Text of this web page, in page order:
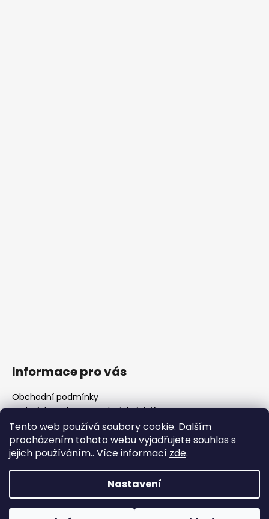
Tento web používá soubory cookie. Dalším
procházením tohoto webu vyjadřujete souhlas s
jejich používáním.. Více informací zde.
Nastavení
Informace pro vás
Obchodní podmínky
Podmínky ochrany osobních údajů
Fotogalerie
FAQ - časté dotazy
Polotovary hlavní